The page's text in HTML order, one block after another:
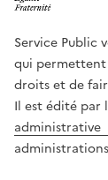
Service Public
qui permettent
droits et de
Il est édité par
administrative